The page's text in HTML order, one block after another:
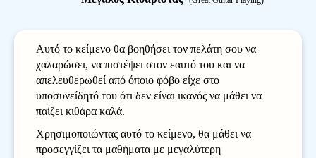
Αυτό το κείμενο θα βοηθήσει τον πελάτη σου να
χαλαρώσει, να πιστέψει στον εαυτό του και να
απελευθερωθεί από όποιο φόβο είχε στο
υποσυνείδητό του ότι δεν είναι ικανός να μάθει να
παίζει κιθάρα καλά.
Χρησιμοποιώντας αυτό το κείμενο, θα μάθει να
προσεγγίζει τα μαθήματα με μεγαλύτερη